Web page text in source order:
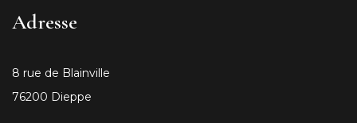
Adresse
8 rue de Blainville
76200 Dieppe